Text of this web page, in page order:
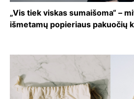
„Vis tiek viskas sumaišoma“ –
išmetamų popieriaus pakuočių